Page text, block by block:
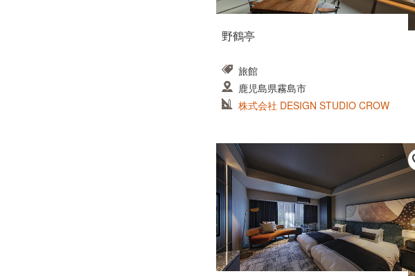
野鶴亭
旅館
鹿児島県霧島市
株式会社 DESIGN STUDIO CROW